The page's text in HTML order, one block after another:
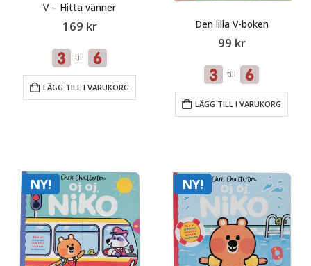
V – Hitta vänner
169 kr
till
LÄGG TILL I VARUKORG
Den lilla V-boken
99 kr
till
LÄGG TILL I VARUKORG
NY! NY!